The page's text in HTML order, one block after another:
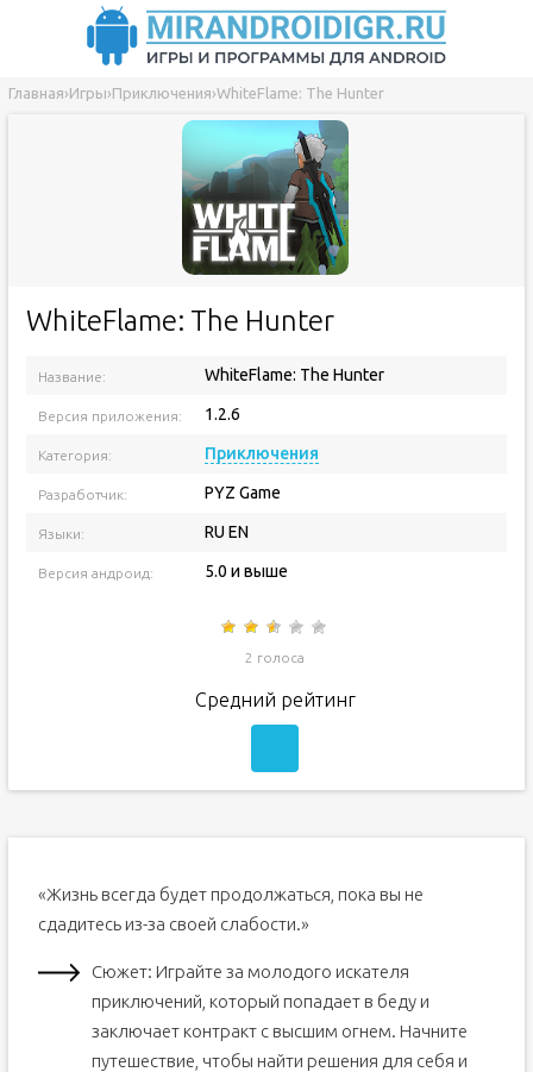
Главная›Игры›Приключения›WhiteFlame: The Hunter
WhiteFlame: The Hunter
Название: WhiteFlame: The Hunter
Версия приложения: 1.2.6
Категория: Приключения
Разработчик: PYZ Game
Языки: RU EN
Версия андроид: 5.0 и выше
2 голоса
Средний рейтинг
«Жизнь всегда будет продолжаться, пока вы не
сдадитесь из-за своей слабости.»
Сюжет: Играйте за молодого искателя
приключений, который попадает в беду и
заключает контракт с высшим огнем. Начните
путешествие, чтобы найти решения для себя и